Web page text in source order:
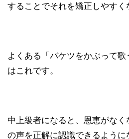
することでそれを矯正しやすく
よくある「バケツをかぶって
はこれです。
中上級者になると、恩恵がな
の声を正解に認識できるよう